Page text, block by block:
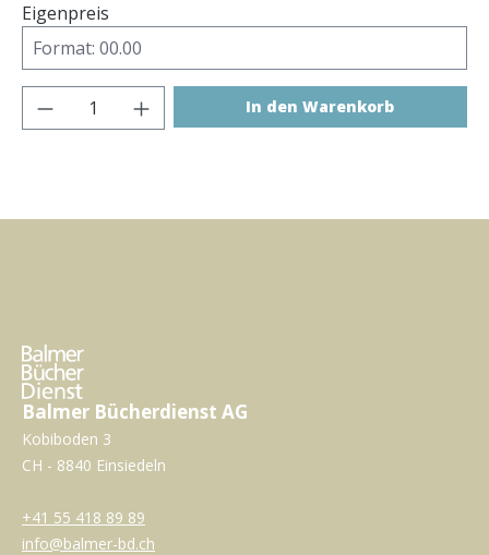
Eigenpreis
Produkt Anzahl: Gib den gewünschten
In den Warenkorb
Balmer Bücherdienst AG
Kobiboden 3
CH - 8840 Einsiedeln
+41 55 418 89 89
info@balmer-bd.ch